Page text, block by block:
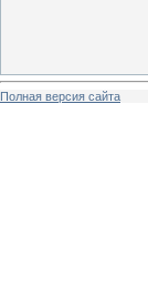
Полная версия сайта